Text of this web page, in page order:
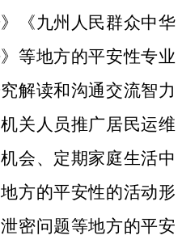
《九州人民群众中华
等地方的平安性专业
解读和沟通交流智力
关人员推广居民运维
会、定期家庭生活中
方的平安性的活动形
密问题等地方的平安